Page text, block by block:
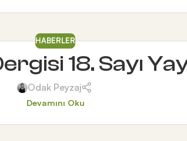
HABERLER
18. Sayı
Odak Peyzaj
Devamını Oku